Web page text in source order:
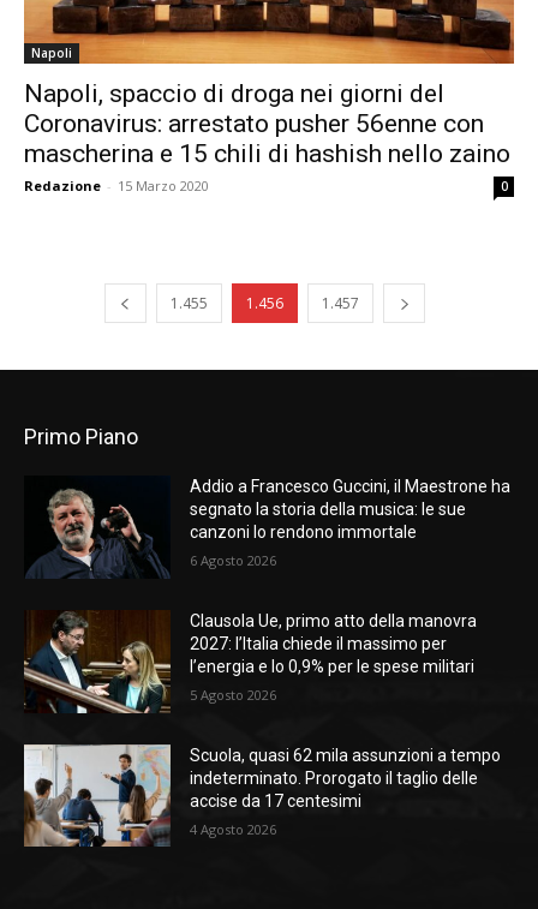
Napoli
Napoli, spaccio di droga nei giorni del
Coronavirus: arrestato pusher 56enne con
mascherina e 15 chili di hashish nello zaino
Redazione - 15 Marzo 2020 0
1.455 1.456 1.457
Primo Piano
Addio a Francesco Guccini, il Maestrone ha
segnato la storia della musica: le sue
canzoni lo rendono immortale
6 Agosto 2026
Clausola Ue, primo atto della manovra
2027: l’Italia chiede il massimo per
l’energia e lo 0,9% per le spese militari
5 Agosto 2026
Scuola, quasi 62 mila assunzioni a tempo
indeterminato. Prorogato il taglio delle
accise da 17 centesimi
4 Agosto 2026